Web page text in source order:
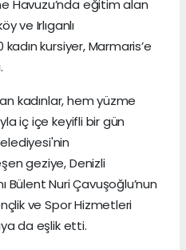
Havuzu’nda eğitim alan
ve Irlıganlı
kursiyer, Marmaris’e
kadınlar, hem yüzme
iç içe keyifli bir gün
geziye, Denizli
Bülent Nuri Çavuşoğlu’nun
ve Spor Hizmetleri
da eşlik etti.